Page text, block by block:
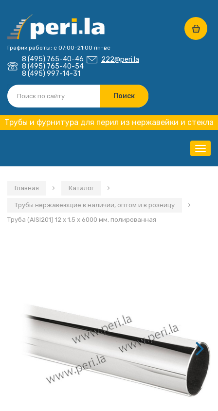
График работы: с 07:00-21:00 пн-вс
8 (495) 765-40-46
8 (495) 765-40-54
8 (495) 997-14-31
222@peri.la
Трубы и фурнитура для перил из нержавейки и стекла
Главная Каталог
Трубы нержавеющие в наличии, оптом и в розницу
Труба (AISI201) 12 х 1,5 х 6000 мм, полированная